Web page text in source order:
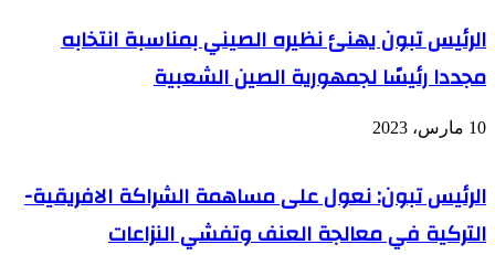
الرئيس تبون يهنئ نظيره الصيني بمناسبة انتخابه
مجددا رئيسًا لجمهورية الصين الشعبية
10 مارس، 2023
الرئيس تبون: نعول على مساهمة الشراكة الافريقية-
التركية في معالجة العنف وتفشي النزاعات